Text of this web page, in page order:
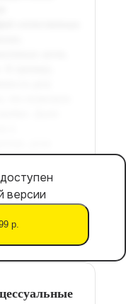
версии
р.